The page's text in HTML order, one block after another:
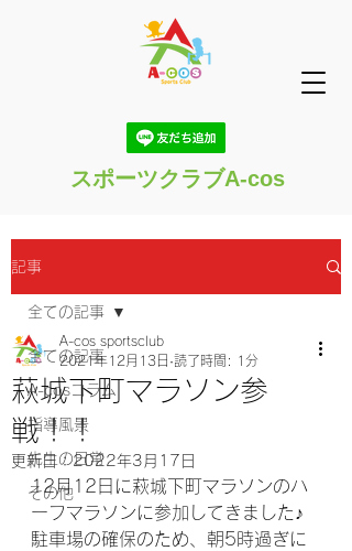
スポーツクラブA-cos
記事
全ての記事
A-cosコラム
指導風景
先生の日常
その他
全ての記事
萩城下町マラソン参
戦！！
A-cos sportsclub
2021年12月13日 読了時間: 1分
更新日：2022年3月17日
12月12日に萩城下町マラソンのハ
ーフマラソンに参加してきました♪
駐車場の確保のため、朝5時過ぎに